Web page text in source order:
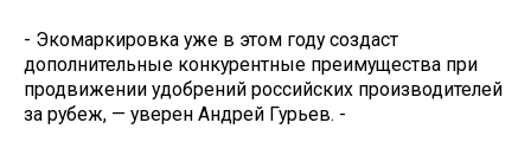
- Экомаркировка уже в этом году создаст
дополнительные конкурентные преимущества при
продвижении удобрений российских производителей
за рубеж, — уверен Андрей Гурьев. -